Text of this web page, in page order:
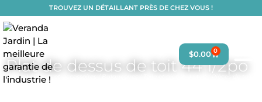
TROUVEZ UN DÉTAILLANT PRÈS DE CHEZ VOUS !
$0.00 0
Plat de dessus de toit 44 1/2po
Accueil/Pièces et accessoires
de balançoire /